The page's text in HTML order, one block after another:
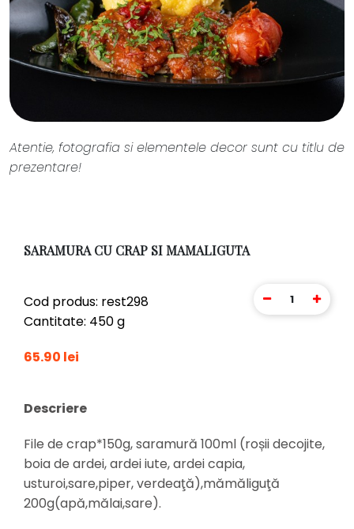
Atentie, fotografia si elementele decor sunt cu titlu de
prezentare!
SARAMURA CU CRAP SI MAMALIGUTA
Cod produs: rest298
Cantitate: 450 g
65.90 lei
1
Descriere
File de crap*150g, saramură 100ml (roșii decojite,
boia de ardei, ardei iute, ardei capia,
usturoi,sare,piper, verdeaţă),mămăliguţă
200g(apă,mălai,sare).